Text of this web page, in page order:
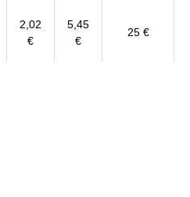
2,02
€
5,45
€
25 €